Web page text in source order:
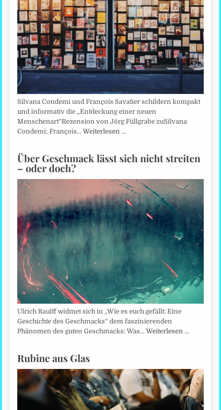
Silvana Condemi und François Savatier schildern kompakt
und informativ die „Entdeckung einer neuen
Menschenart“Rezension von Jörg Füllgrabe zuSilvana
Condemi; François…Weiterlesen …
Über Geschmack lässt sich nicht streiten
– oder doch?
Ulrich Raulff widmet sich in „Wie es euch gefällt: Eine
Geschichte des Geschmacks“ dem faszinierenden
Phänomen des guten Geschmacks: Was…Weiterlesen …
Rubine aus Glas